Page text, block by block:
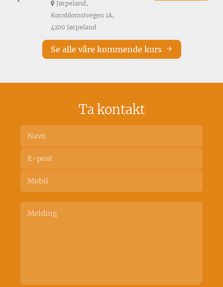
Jørpeland,
Kornblomstvegen 1A,
4100 Jørpeland
Se alle våre kommende kurs
Ta kontakt